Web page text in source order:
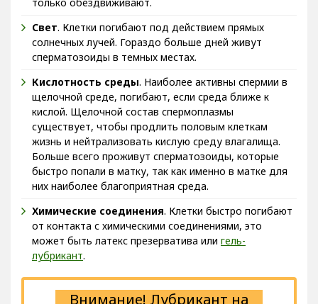
солнечных лучей. Гораздо больше дней живут
сперматозоиды в темных местах.
щелочной среде, погибают, если среда ближе к
кислой. Щелочной состав спермоплазмы
существует, чтобы продлить половым клеткам
жизнь и нейтрализовать кислую среду влагалища.
Больше всего проживут сперматозоиды, которые
быстро попали в матку, так как именно в матке для
них наиболее благоприятная среда.
от контакта с химическими соединениями, это
может быть латекс презерватива илигель-
лубрикант .
Внимание! Лубрикант на